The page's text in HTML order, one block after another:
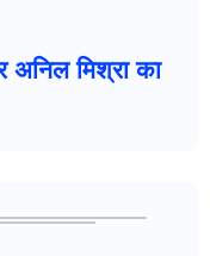
अनिल मिश्रा का